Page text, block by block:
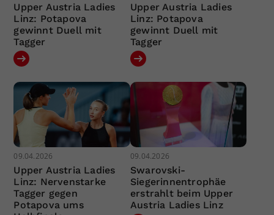
Upper Austria Ladies
Linz: Potapova
gewinnt Duell mit
Tagger
Upper Austria Ladies
Linz: Potapova
gewinnt Duell mit
Tagger
09.04.2026
Upper Austria Ladies
Linz: Nervenstarke
Tagger gegen
Potapova ums
09.04.2026
Swarovski-
Siegerinnentrophäe
erstrahlt beim Upper
Austria Ladies Linz